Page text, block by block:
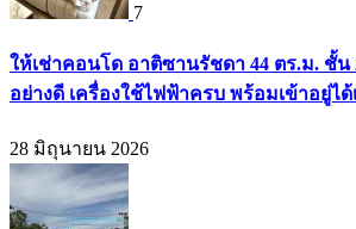
7
ให้เช่าคอนโด อาติซานรัชดา 44 ตร.ม. ชั้น
อย่างดี เครื่องใช้ไฟฟ้าครบ พร้อมเข้าอยู่ได้
28 มิถุนายน 2026